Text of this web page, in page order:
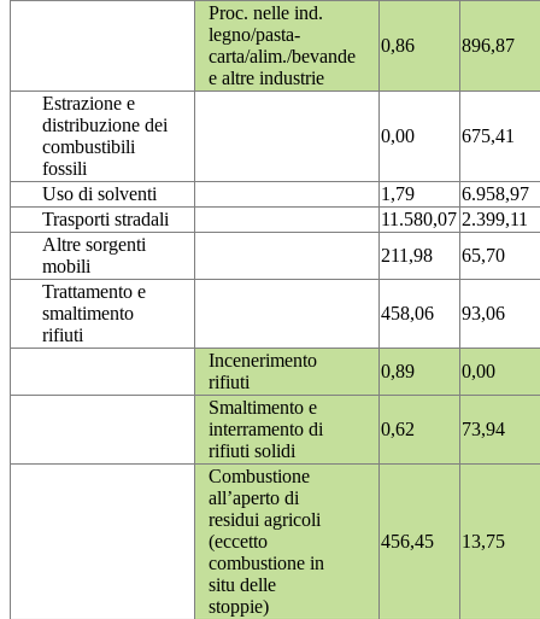
Proc. nelle ind.
legno/pasta-
carta/alim./bevande
e altre industrie
0,86 896,87
Estrazione e
distribuzione dei
combustibili
fossili
0,00 675,41
Uso di solventi 1,79
6.958,97
Trasporti stradali
11.580,07 2.399,11
Altre sorgenti
mobili
211,98
65,70
Trattamento e
smaltimento
rifiuti
458,06 93,06
Incenerimento
rifiuti
0,89
0,00
Smaltimento e
interramento di
rifiuti solidi
0,62 73,94
Combustione
all’aperto di
residui agricoli
(eccetto
combustione in
situ delle
stoppie)
456,45 13,75